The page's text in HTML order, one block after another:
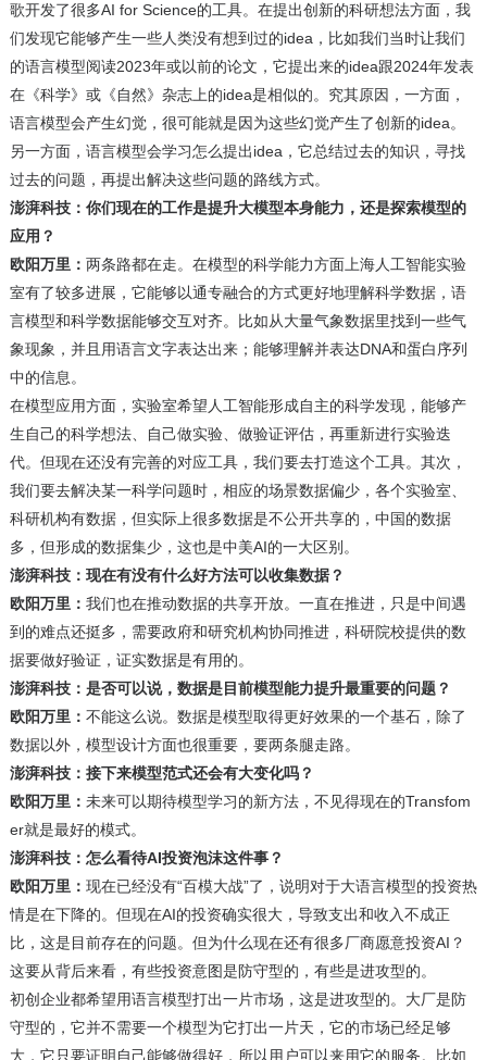
歌开发了很多AI for Science的工具。在提出创新的科研想法方面，我
们发现它能够产生一些人类没有想到过的idea，比如我们当时让我们
的语言模型阅读2023年或以前的论文，它提出来的idea跟2024年发表
在《科学》或《自然》杂志上的idea是相似的。究其原因，一方面，
语言模型会产生幻觉，很可能就是因为这些幻觉产生了创新的idea。
另一方面，语言模型会学习怎么提出idea，它总结过去的知识，寻找
过去的问题，再提出解决这些问题的路线方式。
澎湃科技：你们现在的工作是提升大模型本身能力，还是探索模型的
应用？
欧阳万里： 两条路都在走。在模型的科学能力方面上海人工智能实验
室有了较多进展，它能够以通专融合的方式更好地理解科学数据，语
言模型和科学数据能够交互对齐。比如从大量气象数据里找到一些气
象现象，并且用语言文字表达出来；能够理解并表达DNA和蛋白序列
中的信息。
在模型应用方面，实验室希望人工智能形成自主的科学发现，能够产
生自己的科学想法、自己做实验、做验证评估，再重新进行实验迭
代。但现在还没有完善的对应工具，我们要去打造这个工具。其次，
我们要去解决某一科学问题时，相应的场景数据偏少，各个实验室、
科研机构有数据，但实际上很多数据是不公开共享的，中国的数据
多，但形成的数据集少，这也是中美AI的一大区别。
澎湃科技：现在有没有什么好方法可以收集数据？
欧阳万里： 我们也在推动数据的共享开放。一直在推进，只是中间遇
到的难点还挺多，需要政府和研究机构协同推进，科研院校提供的数
据要做好验证，证实数据是有用的。
澎湃科技：是否可以说，数据是目前模型能力提升最重要的问题？
欧阳万里： 不能这么说。数据是模型取得更好效果的一个基石，除了
数据以外，模型设计方面也很重要，要两条腿走路。
澎湃科技：接下来模型范式还会有大变化吗？
欧阳万里： 未来可以期待模型学习的新方法，不见得现在的Transfom
er就是最好的模式。
澎湃科技：怎么看待AI投资泡沫这件事？
欧阳万里： 现在已经没有“百模大战”了，说明对于大语言模型的投资热
情是在下降的。但现在AI的投资确实很大，导致支出和收入不成正
比，这是目前存在的问题。但为什么现在还有很多厂商愿意投资AI？
这要从背后来看，有些投资意图是防守型的，有些是进攻型的。
初创企业都希望用语言模型打出一片市场，这是进攻型的。大厂是防
守型的，它并不需要一个模型为它打出一片天，它的市场已经足够
大，它只要证明自己能够做得好，所以用户可以来用它的服务。比如